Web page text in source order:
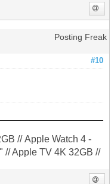
Posting Freak
#10
// Apple Watch 4 -
// Apple TV 4K 32GB //